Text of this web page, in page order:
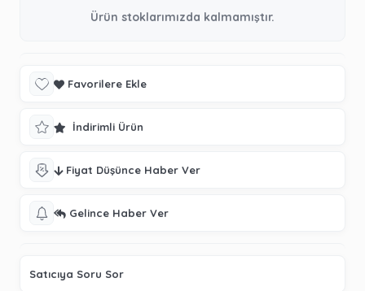
Ürün stoklarımızda kalmamıştır.
Favorilere Ekle
İndirimli Ürün
Fiyat Düşünce Haber Ver
Gelince Haber Ver
Satıcıya Soru Sor